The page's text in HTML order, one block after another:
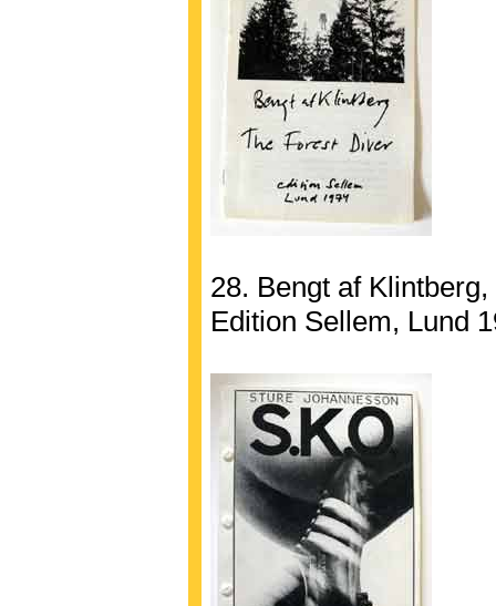
28. Bengt af
Edition Sellem, Lund